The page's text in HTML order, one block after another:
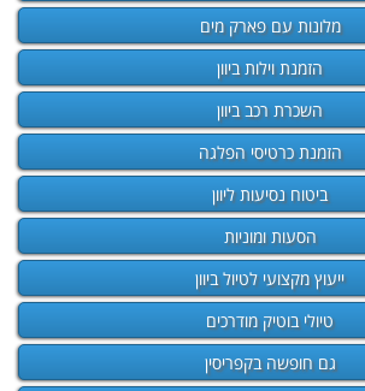
מלונות עם פארק מים
הזמנת וילות ביוון
השכרת רכב ביוון
הזמנת כרטיסי הפלגה
ביטוח נסיעות ליוון
הסעות ומוניות
ייעוץ מקצועי לטיול ביוון
טיולי בוטיק מודרכים
גם חופשה בקפריסין